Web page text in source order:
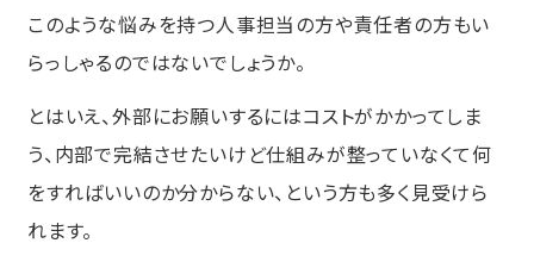
このような悩みを持つ人事担当の方や責任者の方もい
らっしゃるのではないでしょうか。
とはいえ、外部にお願いするにはコストがかかってしま
う、内部で完結させたいけど仕組みが整っていなくて何
をすればいいのか分からない、という方も多く見受けら
れます。